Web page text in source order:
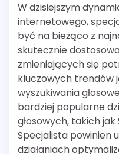
W dzisiejszym
internetowego,
być na bieżąco z
skutecznie
zmieniających się
kluczowych trendów
wyszukiwania
bardziej popularne
głosowych, takich
Specjalista powinien
działaniach